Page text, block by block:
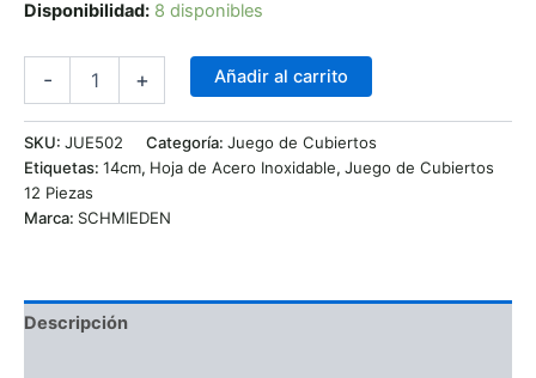
Disponibilidad: 8 disponibles
- + Añadir al carrito
SKU: JUE502 Categoría: Juego de Cubiertos
Etiquetas: 14cm, Hoja de Acero Inoxidable, Juego de Cubiertos
12 Piezas
Marca: SCHMIEDEN
Descripción